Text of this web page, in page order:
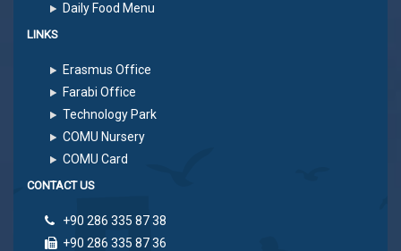
Daily Food Menu
LINKS
Erasmus Office
Farabi Office
Technology Park
COMU Nursery
COMU Card
CONTACT US
+90 286 335 87 38
+90 286 335 87 36